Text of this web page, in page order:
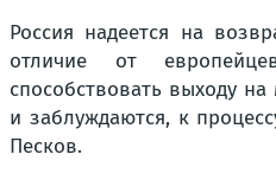
Россия надеется на
отличие от
способствовать выходу
и заблуждаются, к
Песков.